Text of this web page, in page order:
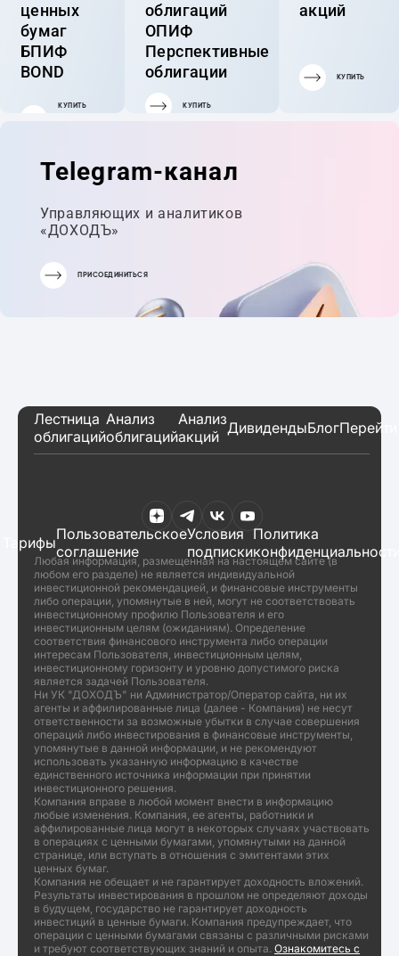
ценных
бумаг
БПИФ
BOND
КУПИТЬ
облигаций
ОПИФ
Перспективные
облигации
КУПИТЬ
акций
КУПИТЬ
Telegram-канал
Управляющих и аналитиков
«ДОХОДЪ»
ПРИСОЕДИНИТЬСЯ
Лестница
облигаций
Анализ
облигаций
Анализ
акций ДивидендыБлог
ТарифыПользовательское
соглашение
Условия
подписки
Политика
Любая информация, размещенная на настоящем сайте (в
любом его разделе) не является индивидуальной
инвестиционной рекомендацией, и финансовые инструменты
либо операции, упомянутые в ней, могут не соответствовать
инвестиционному профилю Пользователя и его
инвестиционным целям (ожиданиям). Определение
соответствия финансового инструмента либо операции
интересам Пользователя, инвестиционным целям,
инвестиционному горизонту и уровню допустимого риска
является задачей Пользователя.
Ни УК "ДОХОДЪ" ни Администратор/Оператор сайта, ни их
агенты и аффилированные лица (далее - Компания) не несут
ответственности за возможные убытки в случае совершения
операций либо инвестирования в финансовые инструменты,
упомянутые в данной информации, и не рекомендуют
использовать указанную информацию в качестве
единственного источника информации при принятии
инвестиционного решения.
Компания вправе в любой момент внести в информацию
любые изменения. Компания, ее агенты, работники и
аффилированные лица могут в некоторых случаях участвовать
в операциях с ценными бумагами, упомянутыми на данной
странице, или вступать в отношения с эмитентами этих
ценных бумаг.
Компания не обещает и не гарантирует доходность вложений.
Результаты инвестирования в прошлом не определяют доходы
в будущем, государство не гарантирует доходность
инвестиций в ценные бумаги. Компания предупреждает, что
операции с ценными бумагами связаны с различными рисками
и требуют соответствующих знаний и опыта. Ознакомитесь с